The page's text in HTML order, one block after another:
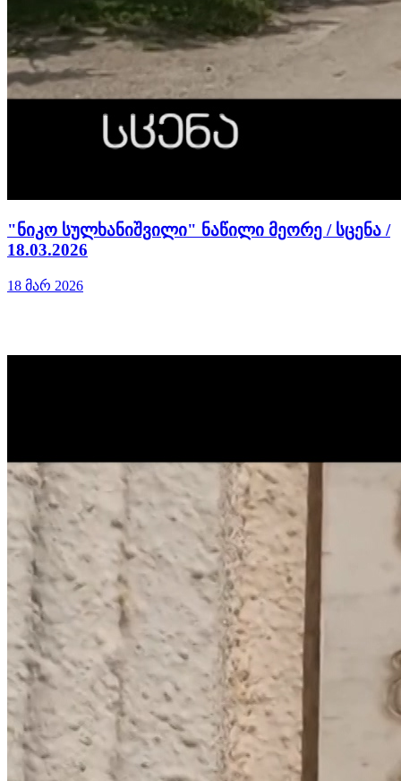
"ნიკო სულხანიშვილი" ნაწილი მეორე / სცენა /
18.03.2026
18 მარ 2026